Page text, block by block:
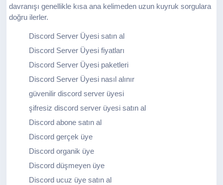
davranışı genellikle kısa ana kelimeden uzun kuyruk sorgulara
doğru ilerler.
Discord Server Üyesi satın al
Discord Server Üyesi fiyatları
Discord Server Üyesi paketleri
Discord Server Üyesi nasıl alınır
güvenilir discord server üyesi
şifresiz discord server üyesi satın al
Discord abone satın al
Discord gerçek üye
Discord organik üye
Discord düşmeyen üye
Discord ucuz üye satın al